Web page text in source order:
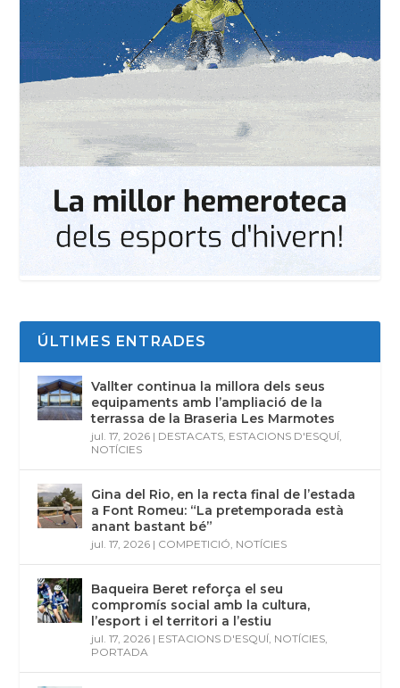
ÚLTIMES ENTRADES
Vallter continua la millora dels seus
equipaments amb l’ampliació de la
terrassa de la Braseria Les Marmotes
jul. 17, 2026 | DESTACATS, ESTACIONS D'ESQUÍ,
NOTÍCIES
Gina del Rio, en la recta final de l’estada
a Font Romeu: “La pretemporada està
anant bastant bé”
jul. 17, 2026 | COMPETICIÓ, NOTÍCIES
Baqueira Beret reforça el seu
compromís social amb la cultura,
l’esport i el territori a l’estiu
jul. 17, 2026 | ESTACIONS D'ESQUÍ, NOTÍCIES,
PORTADA